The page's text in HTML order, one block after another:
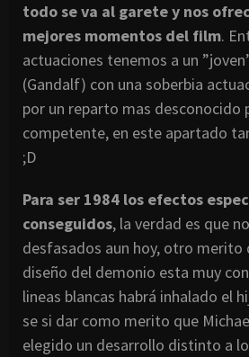
todo se va al garete y nos
mejores momentos del film.
actuaciones tenemos a un
(Gandalf) con una soberbia
por un reparto mas desconocido
competente, en este apartado
;D
Para ser 1984 los efectos
conseguidos, la verdad es que
desfasados aun hoy, otro merito
diseño del demonio esta muy
lineas blancas habrá inhalado el
se si dar como merito que
elegido un desarrollo distinto a